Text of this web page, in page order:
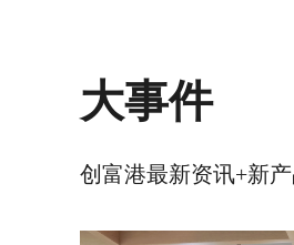
大事件
创富港最新资讯+新